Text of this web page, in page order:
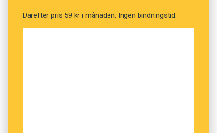
Därefter pris 59 kr i månaden. Ingen bindningstid.